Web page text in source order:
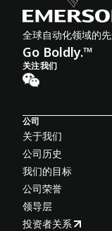
全球自动化领域的
Go Boldly.™
关注我们
公司
关于我们
公司历史
我们的目标
公司荣誉
领导层
投资者关系